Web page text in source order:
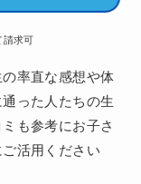
請求可
率直な感想や体
った人たちの生
も参考にお子さ
活用ください